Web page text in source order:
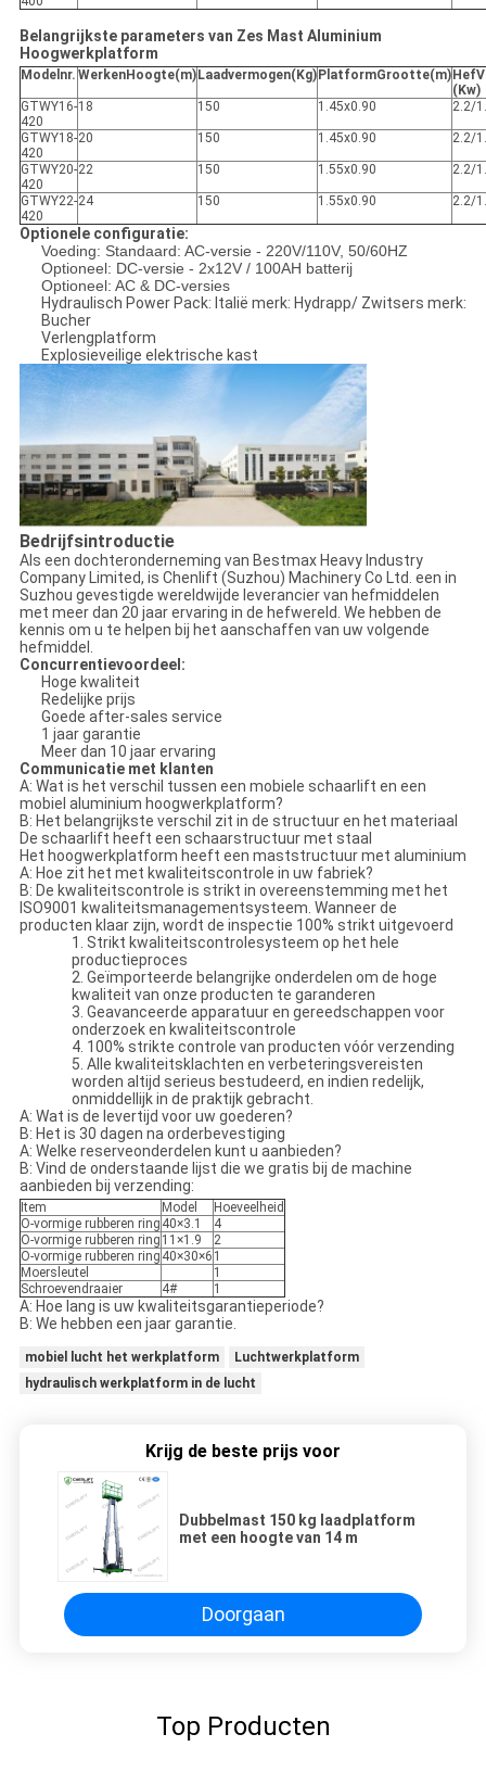
Belangrijkste parameters van Zes Mast Aluminium
Hoogwerkplatform
Modelnr. WerkenH oogte(m) Laadvermogen(Kg) PlatformGrootte(m) Hef
(Kw)
GTWY16-
420
18 150 1.45x0.90 2.2/
GTWY18-
420
20 150 1.45x0.90 2.2/
GTWY20-
420
22 150 1.55x0.90 2.2/
GTWY22-
420
24 150 1.55x0.90 2.2/
Optionele configuratie:
Voeding: Standaard: AC-versie - 220V/110V, 50/60HZ
Optioneel: DC-versie - 2x12V / 100AH batterij
Optioneel: AC & DC-versies
Hydraulisch Power Pack: Italië merk: Hydrapp/ Zwitsers merk:
Bucher
Verlengplatform
Explosieveilige elektrische kast
Bedrijfsintroductie
Als een dochteronderneming van Bestmax Heavy Industry
Company Limited, is Chenlift (Suzhou) Machinery Co Ltd. een in
Suzhou gevestigde wereldwijde leverancier van hefmiddelen
met meer dan 20 jaar ervaring in de hefwereld. We hebben de
kennis om u te helpen bij het aanschaffen van uw volgende
hefmiddel.
Concurrentievoordeel:
Hoge kwaliteit
Redelijke prijs
Goede after-sales service
1 jaar garantie
Meer dan 10 jaar ervaring
Communicatie met klanten
A: Wat is het verschil tussen een mobiele schaarlift en een
mobiel aluminium hoogwerkplatform?
B: Het belangrijkste verschil zit in de structuur en het materiaal
De schaarlift heeft een schaarstructuur met staal
Het hoogwerkplatform heeft een maststructuur met aluminium
A: Hoe zit het met kwaliteitscontrole in uw fabriek?
B: De kwaliteitscontrole is strikt in overeenstemming met het
ISO9001 kwaliteitsmanagementsysteem. Wanneer de
producten klaar zijn, wordt de inspectie 100% strikt uitgevoerd
1. Strikt kwaliteitscontrolesysteem op het hele
productieproces
2. Geïmporteerde belangrijke onderdelen om de hoge
kwaliteit van onze producten te garanderen
3. Geavanceerde apparatuur en gereedschappen voor
onderzoek en kwaliteitscontrole
4. 100% strikte controle van producten vóór verzending
5. Alle kwaliteitsklachten en verbeteringsvereisten
worden altijd serieus bestudeerd, en indien redelijk,
onmiddellijk in de praktijk gebracht.
A: Wat is de levertijd voor uw goederen?
B: Het is 30 dagen na orderbevestiging
A: Welke reserveonderdelen kunt u aanbieden?
B: Vind de onderstaande lijst die we gratis bij de machine
aanbieden bij verzending:
Item Model
Hoeveelheid
O-vormige rubberen ring 40×3.1
4
O-vormige rubberen ring 11×1.9
2
O-vormige rubberen ring 40×30×6 1
Moersleutel
1
Schroevendraaier
4# 1
A: Hoe lang is uw kwaliteitsgarantieperiode?
B: We hebben een jaar garantie.
mobiel lucht het werkplatform
Luchtwerkplatform
hydraulisch werkplatform in de lucht
Krijg de beste prijs voor
Dubbelmast 150 kg laadplatform
met een hoogte van 14 m
Doorgaan
Top Producten